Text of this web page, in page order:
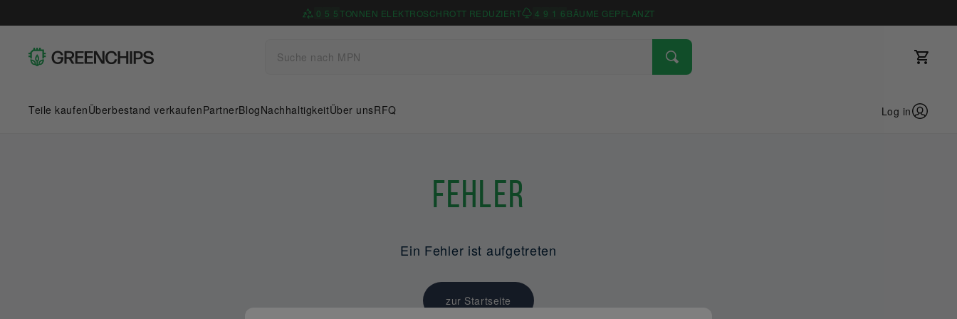
0 5 5 TONNEN ELEKTROSCHROTT REDUZIERT 4 9 1 6 BÄUME GEPFLANZT
Teile kaufenÜberbestand verkaufenPartnerBlogNachhaltigkeitÜber unsRFQ Log in
Fehler
Ein Fehler ist aufgetreten
zur Startseite